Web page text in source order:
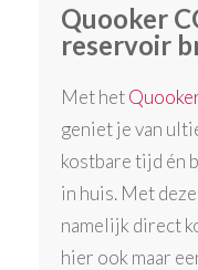
Quooker
reservoir
Met het
geniet je van
kostbare tijd én
in huis. Met
namelijk direct
hier ook maar